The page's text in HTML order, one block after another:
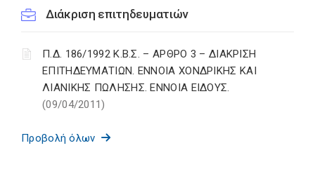
Διάκριση επιτηδευματιών
Π.Δ. 186/1992 Κ.Β.Σ. – ΑΡΘΡΟ 3 – ΔΙΑΚΡΙΣΗ
ΕΠΙΤΗΔΕΥΜΑΤΙΩΝ. ΕΝΝΟΙΑ ΧΟΝΔΡΙΚΗΣ ΚΑΙ
ΛΙΑΝΙΚΗΣ ΠΩΛΗΣΗΣ. ΕΝΝΟΙΑ ΕΙΔΟΥΣ.
(09/04/2011)
Προβολή όλων